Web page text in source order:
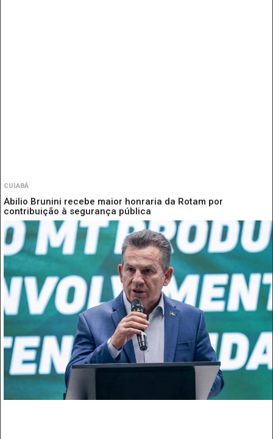
CUIABÁ
Abilio Brunini recebe maior honraria da Rotam por
contribuição à segurança pública